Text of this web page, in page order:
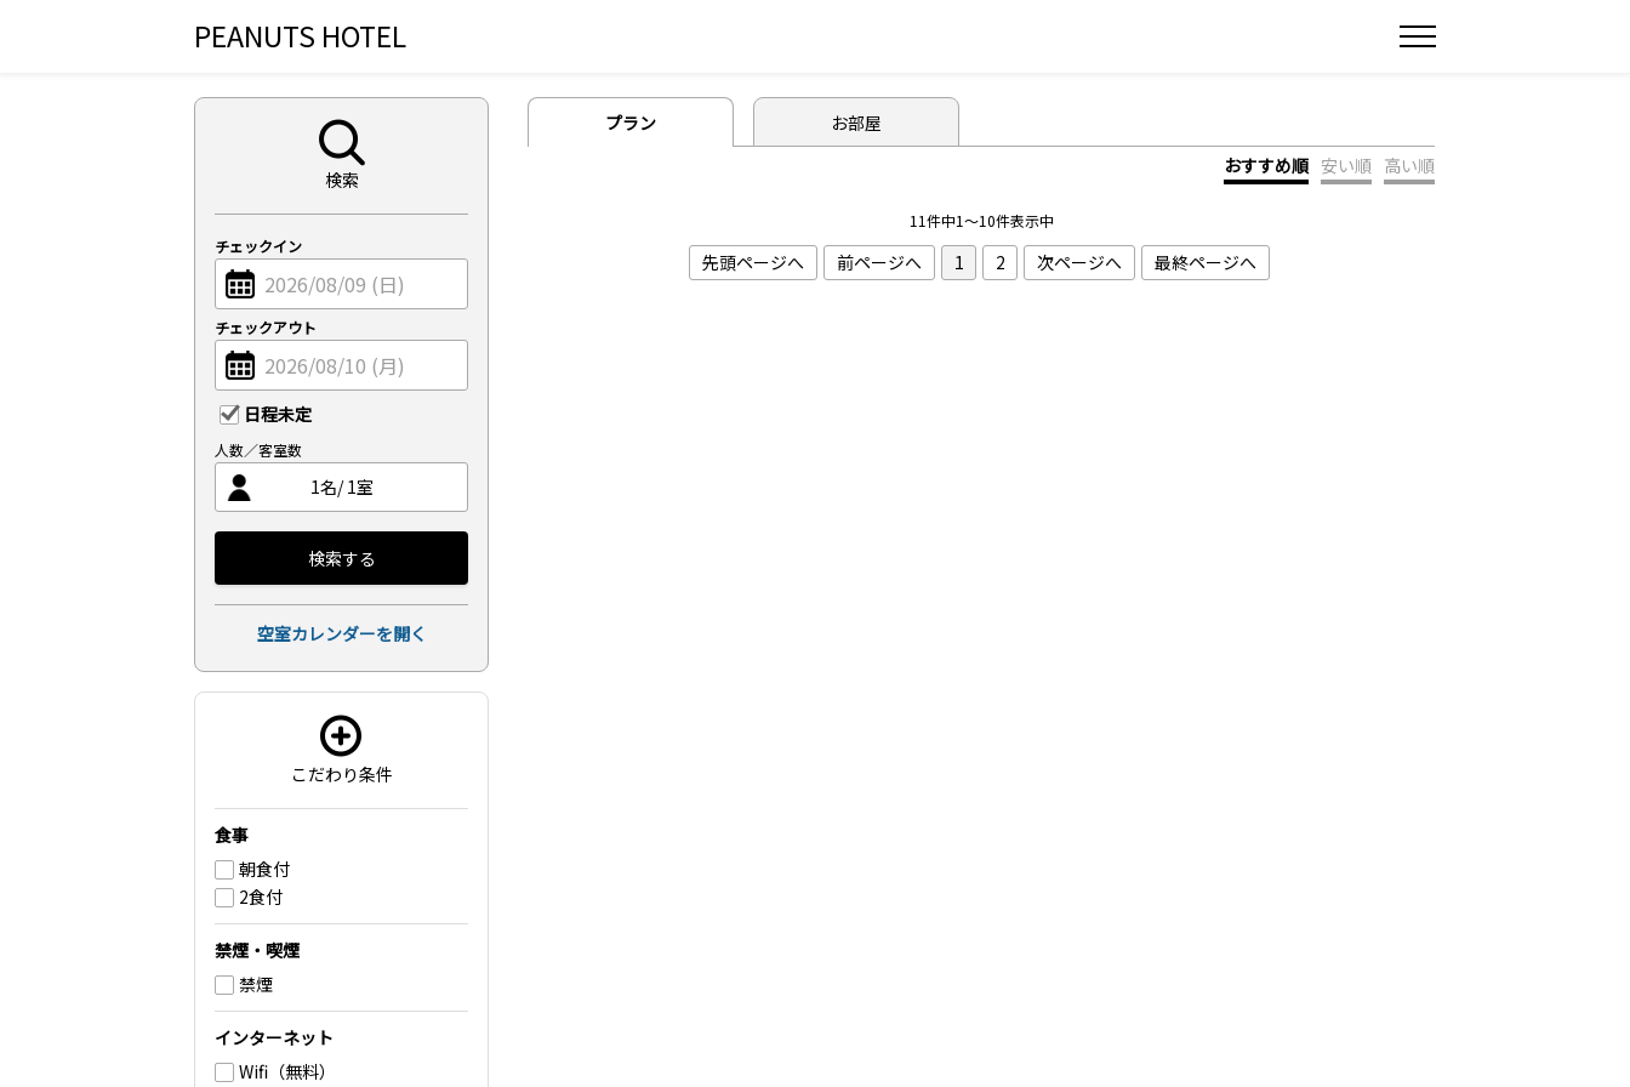
PEANUTS HOTEL
検索
チェックイン
チェックアウト
日程未定
人数／客室数
1名/1室
検索する
空室カレンダーを開く
こだわり条件
食事
朝食付
2食付
禁煙・喫煙
禁煙
インターネット
Wifi（無料）
プラン
お部屋
おすすめ順 安い順 高い順
11件中1～10件表示中
先頭ページへ 前ページへ 1 2 次ページへ 最終ページへ